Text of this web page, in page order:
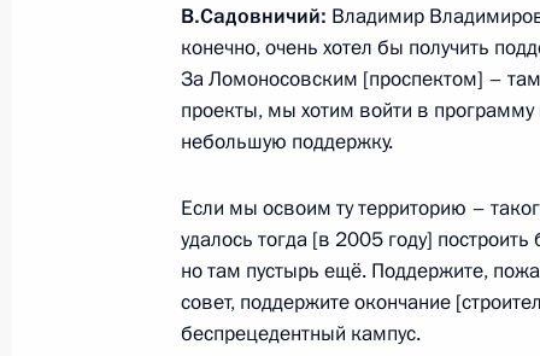
4 апреля 2024 года, четверг
Совещание с членами
Открытие молодёжных центров
4 апреля 2024 года, 16:50 Москва, Кремль
В.Садовничий: Владимир
конечно, очень хотел бы получить
За Ломоносовским [проспектом] –
проекты, мы хотим войти в
небольшую поддержку.
Если мы освоим ту территорию –
удалось тогда [в 2005 году]
но там пустырь ещё. Поддержите,
совет, поддержите окончание
беспрецедентный кампус.